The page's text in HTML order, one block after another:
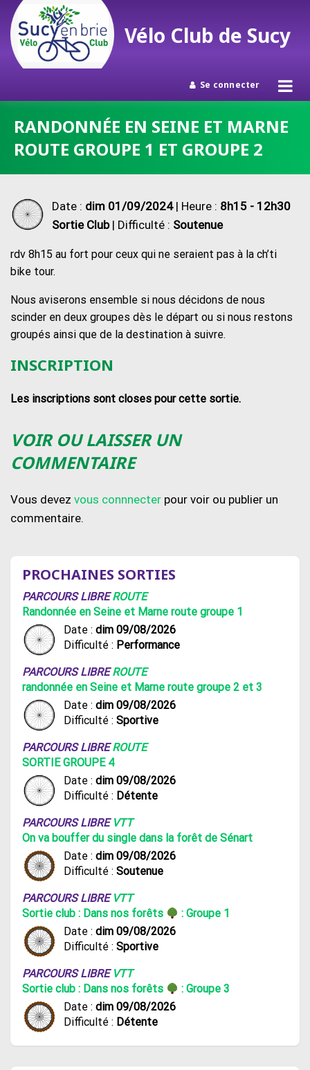
contenu
Vélo Club de Sucy
Se connecter
RANDONNÉE EN SEINE ET MARNE
ROUTE GROUPE 1 ET GROUPE 2
Date : dim 01/09/2024| Heure : 8h15 - 12h30
Sortie Club| Difficulté : Soutenue
rdv 8h15 au fort pour ceux qui ne seraient pas à la ch’ti
bike tour.
Nous aviserons ensemble si nous décidons de nous
scinder en deux groupes dès le départ ou si nous restons
groupés ainsi que de la destination à suivre.
INSCRIPTION
Les inscriptions sont closes pour cette sortie.
VOIR OU LAISSER UN
COMMENTAIRE
Vous devez vous connnecter pour voir ou publier un
commentaire.
PROCHAINES SORTIES
PARCOURS LIBREROUTE
Randonnée en Seine et Marne route groupe 1
Date : dim 09/08/2026
Difficulté : Performance
PARCOURS LIBREROUTE
randonnée en Seine et Marne route groupe 2 et 3
Date : dim 09/08/2026
Difficulté : Sportive
PARCOURS LIBREROUTE
SORTIE GROUPE 4
Date : dim 09/08/2026
Difficulté : Détente
PARCOURS LIBRE VTT
On va bouffer du single dans la forêt de Sénart
Date : dim 09/08/2026
Difficulté : Soutenue
PARCOURS LIBRE VTT
Sortie club : Dans nos forêts
: Groupe 1
Date : dim 09/08/2026
Difficulté : Sportive
PARCOURS LIBRE VTT
Sortie club : Dans nos forêts
: Groupe 3
Date : dim 09/08/2026
Difficulté : Détente